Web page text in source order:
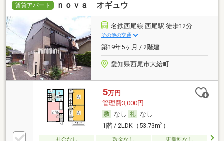
賃貸アパート ｎｏｖａ オギュウ
名鉄西尾線 西尾駅 徒歩12分
その他の交通
築19年5ヶ月 / 2階建
愛知県西尾市大給町
5万円
管理費3,000円
なし
なし
1階 / 2LDK（53.73m2）